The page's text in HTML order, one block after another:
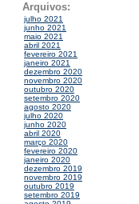
Arquivos:
julho 2021
junho 2021
maio 2021
abril 2021
fevereiro 2021
janeiro 2021
dezembro 2020
novembro 2020
outubro 2020
setembro 2020
agosto 2020
julho 2020
junho 2020
abril 2020
março 2020
fevereiro 2020
janeiro 2020
dezembro 2019
novembro 2019
outubro 2019
setembro 2019